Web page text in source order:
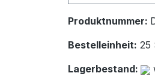
Produktnummer:
Bestelleinheit: 25
Lagerbestand: